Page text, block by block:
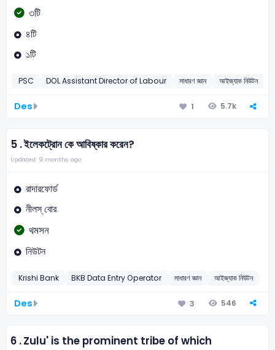
৩টি
৪টি
১টি
PSC DOL Assistant Director of Labour সাধারণ জ্ঞান আইজ্যাক নিউটন
Des 1 5.7k
5 .ইলেকট্রোন কে আবিষ্কার করেন?
Updated: 9 months ago
রাদারফোর্ড
নীলস্‌ বোর
থমসন
নিউটন
Krishi Bank BKB Data Entry Operator সাধারণ জ্ঞান আইজ্যাক নিউটন
Des 3 546
6 .Zulu' is the prominent tribe of which